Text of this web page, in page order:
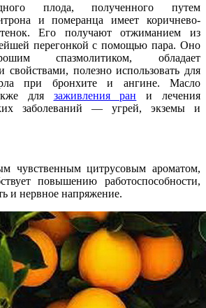
плода, полученного путем
и померанца имеет коричнево-
Его получают отжиманием из
перегонкой с помощью пара. Оно
спазмолитиком, обладает
полезно использовать для
при бронхите и ангине. Масло
для заживления ран и лечения
заболеваний — угрей, экземы и
чувственным цитрусовым ароматом,
повышению работоспособности,
и нервное напряжение.